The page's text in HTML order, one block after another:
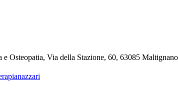
e Osteopatia, Via della Stazione, 60, 63085